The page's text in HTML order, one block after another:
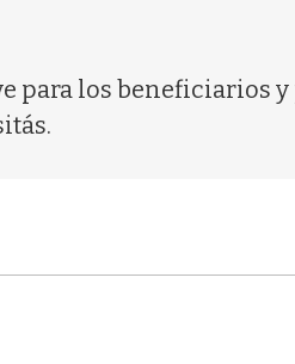
para los beneficiarios